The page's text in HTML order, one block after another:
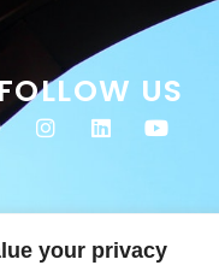
your privacy
FOLLOW US